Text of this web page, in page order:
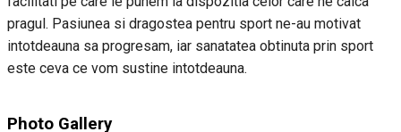
pragul. Pasiunea si dragostea pentru sport ne-au motivat
intotdeauna sa progresam, iar sanatatea obtinuta prin sport
este ceva ce vom sustine intotdeauna.
Photo Gallery